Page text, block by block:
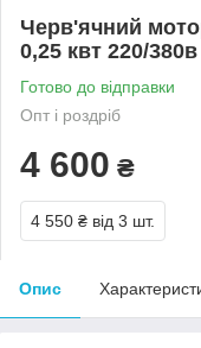
Черв'ячний
0,25 квт 220/380в
Готово до відправки
Опт і роздріб
4 600 ₴
4 550 ₴ від 3 шт.
Опис